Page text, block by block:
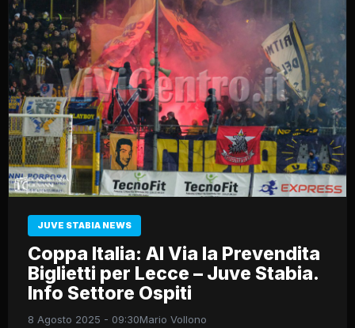
JUVE STABIA NEWS
Coppa Italia: Al Via la Prevendita
Biglietti per Lecce – Juve Stabia.
Info Settore Ospiti
8 Agosto 2025 - 09:30Mario Vollono